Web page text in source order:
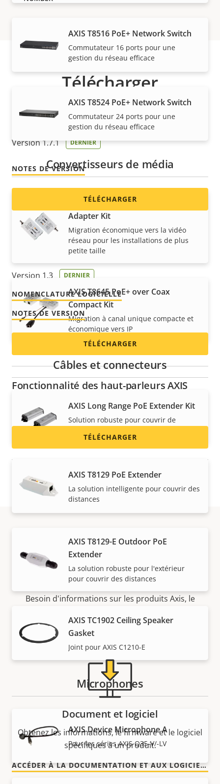
AXIS T8516 PoE+ Network Switch
Commutateur 16 ports pour une
gestion du réseau efficace
AXIS T8524 PoE+ Network Switch
Commutateur 24 ports pour une
gestion du réseau efficace
Convertisseurs de média
AXIS T8640 PoE+ over Coax
Adapter Kit
Migration économique vers la vidéo
réseau pour les installations de plus
petite taille
AXIS T8645 PoE+ over Coax
Compact Kit
Migration à canal unique compacte et
économique vers IP
Câbles et connecteurs
AXIS Long Range PoE Extender Kit
Solution robuste pour couvrir de
AXIS T8129 PoE Extender
La solution intelligente pour couvrir des
distances
AXIS T8129-E Outdoor PoE
Extender
La solution robuste pour l'extérieur
pour couvrir des distances
AXIS TC1902 Ceiling Speaker
Gasket
Joint pour AXIS C1210-E
Microphones
AXIS Device Microphone A
Pour les séries AXIS Q35-V/-LV
Télécharger
AXIS Player for Soundtrack (armv7hf)
Version 1.7.1 DERNIER
NOTES DE VERSION
TÉLÉCHARGER
ACAP pour la plateforme de notification
Revolution de Syn-Apps
Version 1.3 DERNIER
NOMENCLATURE LOGICIELLE
NOTES DE VERSION
TÉLÉCHARGER
Fonctionnalité des haut-parleurs AXIS
TÉLÉCHARGER
Assistance et
ressources
Besoin d'informations sur les produits Axis, le
Document et logiciel
Obtenez les informations, le firmware et le logiciel
spécifiques à un produit.
ACCÉDER À LA DOCUMENTATION ET AUX LOGICIELS